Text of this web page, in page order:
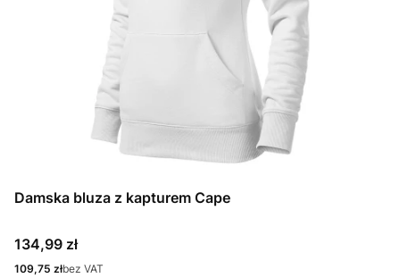
Damska bluza z kapturem Cape
Cena
134,99 zł
Cena
109,75 złbez VAT